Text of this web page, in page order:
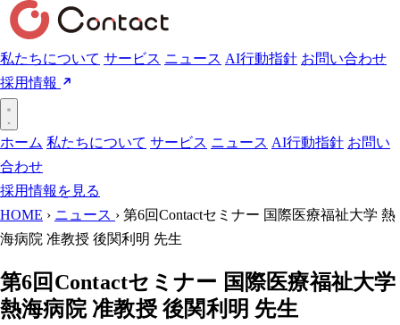
私たちについて サービス ニュース AI行動指針 お問い合わせ
採用情報
ホーム 私たちについて サービス ニュース AI行動指針 お問い
合わせ
採用情報を見る
HOME › ニュース › 第6回Contactセミナー 国際医療福祉大学 熱
海病院 准教授 後関利明 先生
第6回Contactセミナー 国際医療福祉大学
熱海病院 准教授 後関利明 先生